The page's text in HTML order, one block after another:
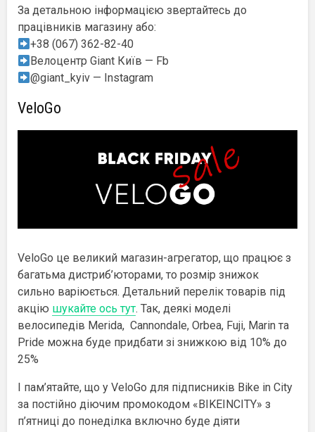
За детальною інформацією звертайтесь до
працівників магазину або:
+38 (067) 362-82-40
Велоцентр Giant Київ — Fb
@giant_kyiv — Instagram
VeloGo
VeloGo це великий магазин-агрегатор, що працює з
багатьма дистриб’юторами, то розмір знижок
сильно варіюється. Детальний перелік товарів під
акцію шукайте ось тут. Так, деякі моделі
велосипедів Merida, Cannondale, Orbea, Fuji, Marin та
Pride можна буде придбати зі знижкою від 10% до
25%
І пам’ятайте, що у VeloGo для підписників Bike in City
за постійно діючим промокодом «BIKEINCITY» з
п’ятниці до понеділка включно буде діяти